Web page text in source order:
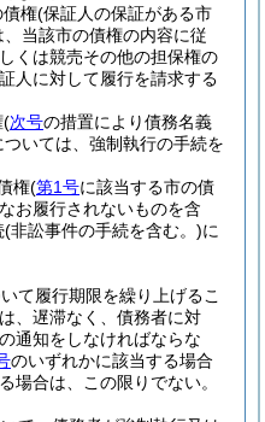
債権(保証人の保証がある市
、当該市の債権の内容に従
くは競売その他の担保権の
人に対して履行を請求する
(次号の措置により債務名義
ついては、強制執行の手続を
権(第1号に該当する市の債
お履行されないものを含
(非訟事件の手続を含む。)に
て履行期限を繰り上げるこ
、遅滞なく、債務者に対
通知をしなければならな
のいずれかに該当する場合
場合は、この限りでない。